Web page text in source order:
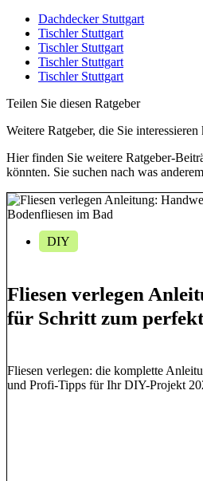
Dachdecker Stuttgart
Tischler Stuttgart
Tischler Stuttgart
Tischler Stuttgart
Tischler Stuttgart
Teilen Sie diesen Ratgeber
Weitere Ratgeber, die Sie interessieren
Hier finden Sie weitere Ratgeber-
könnten. Sie suchen nach was
DIY
Fliesen verlegen
für Schritt zum
Fliesen verlegen: die komplette
und Profi-Tipps für Ihr DIY-Projekt